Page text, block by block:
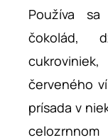
Používa
čokolád,
červeného
prísada v